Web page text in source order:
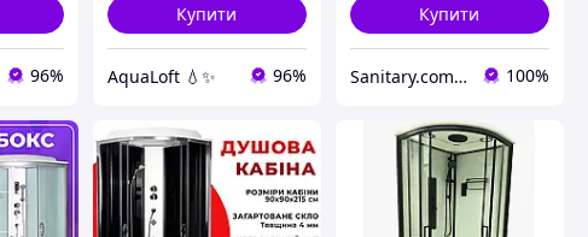
96%
Купити
AquaLoft 💧✨ 96%
Купити
Sanitary.com.ua 100%